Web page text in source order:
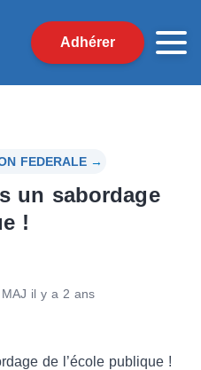
Adhérer
FEDERALE →
un sabordage
!
MAJ il y a 2 ans
de l’école publique !